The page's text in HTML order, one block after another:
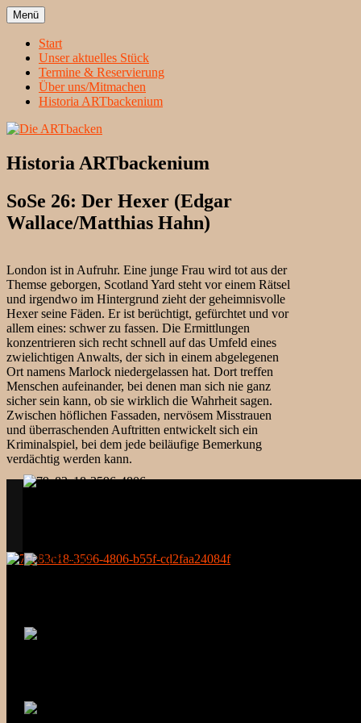
Zum
Inhalt
springen
Die ARTbacken
Menü
Start
Unser aktuelles Stück
Termine & Reservierung
Über uns/Mitmachen
Historia ARTbackenium
Historia ARTbackenium
SoSe 26: Der Hexer (Edgar
Wallace/Matthias Hahn)
London ist in Aufruhr. Eine junge Frau wird tot aus der
Themse geborgen, Scotland Yard steht vor einem Rätsel
und irgendwo im Hintergrund zieht der geheimnisvolle
Hexer seine Fäden. Er ist berüchtigt, gefürchtet und vor
allem eines: schwer zu fassen. Die Ermittlungen
konzentrieren sich recht schnell auf das Umfeld eines
zwielichtigen Anwalts, der sich in einem abgelegenen
Ort namens Marlock niedergelassen hat. Dort treffen
Menschen aufeinander, bei denen man sich nie ganz
sicher sein kann, ob sie wirklich die Wahrheit sagen.
Zwischen höflichen Fassaden, nervösem Misstrauen
und überraschenden Auftritten entwickelt sich ein
Kriminalspiel, bei dem jede beiläufige Bemerkung
verdächtig werden kann.